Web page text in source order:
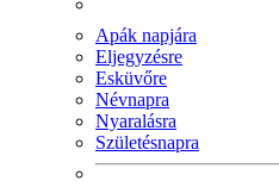
Apák napjára
Eljegyzésre
Esküvőre
Névnapra
Nyaralásra
Születésnapra